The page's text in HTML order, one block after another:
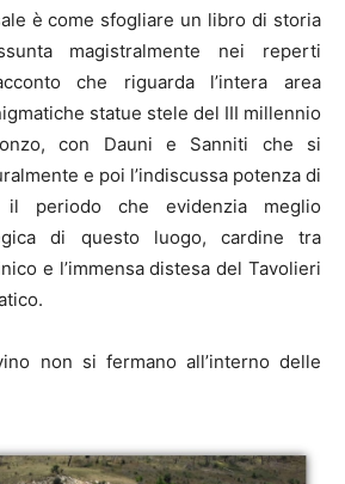
è come sfogliare un libro di storia
magistralmente nei reperti
che riguarda l’intera area
statue stele del III millennio
con Dauni e Sanniti che si
e poi l’indiscussa potenza di
il periodo che evidenzia meglio
di questo luogo, cardine tra
e l’immensa distesa del Tavolieri
non si fermano all’interno delle